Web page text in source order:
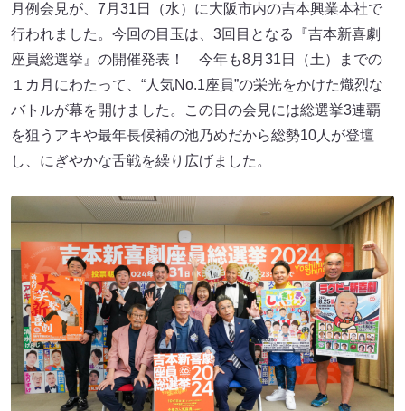
月例会見が、7月31日（水）に大阪市内の吉本興業本社で
行われました。今回の目玉は、3回目となる『吉本新喜劇
座員総選挙』の開催発表！ 今年も8月31日（土）までの
１カ月にわたって、“人気No.1座員”の栄光をかけた熾烈な
バトルが幕を開けました。この日の会見には総選挙3連覇
を狙うアキや最年長候補の池乃めだから総勢10人が登壇
し、にぎやかな舌戦を繰り広げました。